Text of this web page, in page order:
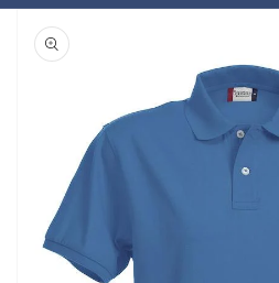
Passa alle
informazioni
sul prodotto